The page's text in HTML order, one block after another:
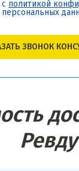
политикой
ЗВОНОК
Ревду